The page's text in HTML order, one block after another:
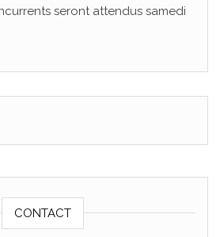
seront attendus samedi
CONTACT